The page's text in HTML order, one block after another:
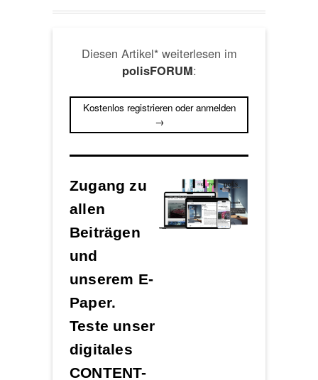
Diesen Artikel* weiterlesen im
polisFORUM:
Kostenlos registrieren oder anmelden
→
Zugang zu
allen
Beiträgen
und
unserem E-
Paper.
Teste unser
digitales
CONTENT-